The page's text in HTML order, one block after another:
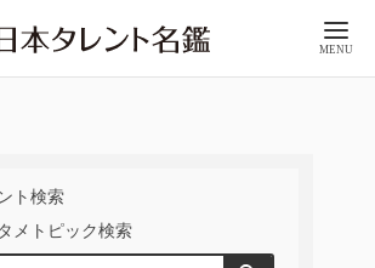
MENU
ト検索
メトピック検索